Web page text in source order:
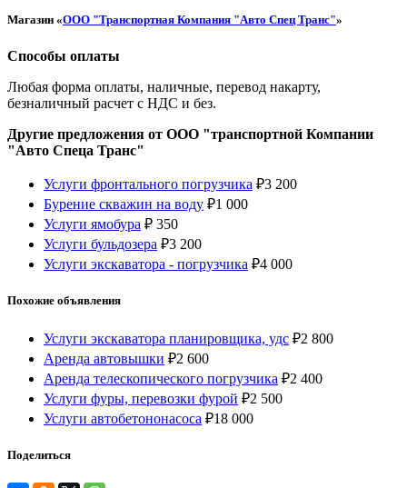
Магазин «ООО "Транспортная Компания "Авто Спец Транс"»
Способы оплаты
Любая форма оплаты, наличные, перевод накарту,
безналичный расчет с НДС и без.
Другие предложения от ООО "транспортной Компании
"Авто Спеца Транс"
Услуги фронтального погрузчика ₽3 200
Бурение скважин на воду ₽1 000
Услуги ямобура ₽ 350
Услуги бульдозера ₽3 200
Услуги экскаватора - погрузчика ₽4 000
Похожие объявления
Услуги экскаватора планировщика, удс ₽2 800
Аренда автовышки ₽2 600
Аренда телескопического погрузчика ₽2 400
Услуги фуры, перевозки фурой ₽2 500
Услуги автобетононасоса ₽18 000
Поделиться